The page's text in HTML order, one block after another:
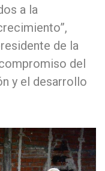
a la
de la
del
y el desarrollo